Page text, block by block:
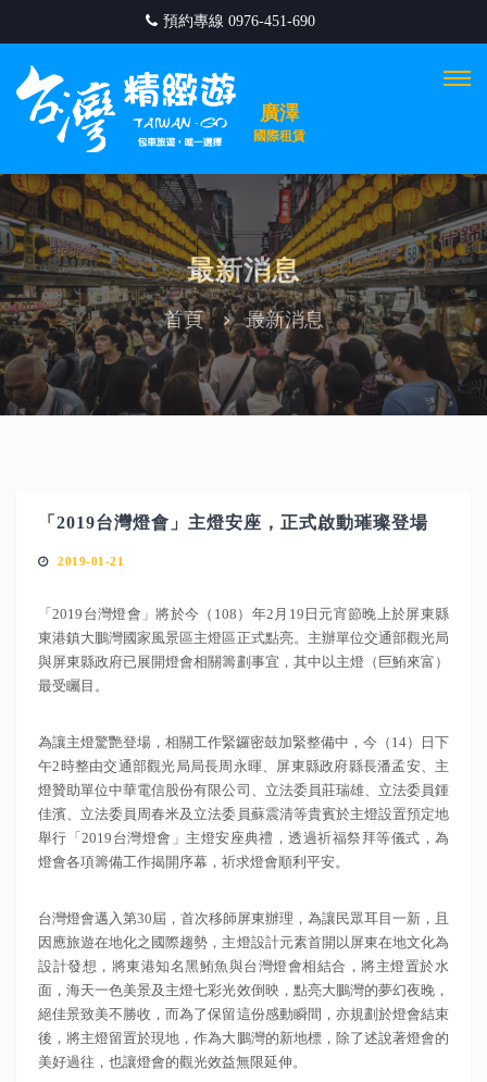
預約專線 0976-451-690
廣澤
國際租賃
最新消息
首頁 最新消息
「2019台灣燈會」主燈安座，正式啟動璀璨登場
2019-01-21
「2019台灣燈會」將於今（108）年2月19日元宵節晚上於屏東縣
東港鎮大鵬灣國家風景區主燈區正式點亮。主辦單位交通部觀光局
與屏東縣政府已展開燈會相關籌劃事宜，其中以主燈（巨鮪來富）
最受矚目。
為讓主燈驚艷登場，相關工作緊鑼密鼓加緊整備中，今（14）日下
午2時整由交通部觀光局局長周永暉、屏東縣政府縣長潘孟安、主
燈贊助單位中華電信股份有限公司、立法委員莊瑞雄、立法委員鍾
佳濱、立法委員周春米及立法委員蘇震清等貴賓於主燈設置預定地
舉行「2019台灣燈會」主燈安座典禮，透過祈福祭拜等儀式，為
燈會各項籌備工作揭開序幕，祈求燈會順利平安。
台灣燈會邁入第30屆，首次移師屏東辦理，為讓民眾耳目一新，且
因應旅遊在地化之國際趨勢，主燈設計元素首開以屏東在地文化為
設計發想，將東港知名黑鮪魚與台灣燈會相結合，將主燈置於水
面，海天一色美景及主燈七彩光效倒映，點亮大鵬灣的夢幻夜晚，
絕佳景致美不勝收，而為了保留這份感動瞬間，亦規劃於燈會結束
後，將主燈留置於現地，作為大鵬灣的新地標，除了述說著燈會的
美好過往，也讓燈會的觀光效益無限延伸。